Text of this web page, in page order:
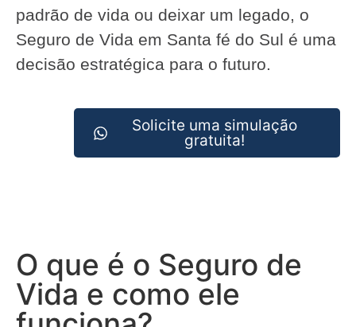
padrão de vida ou deixar um legado, o
Seguro de Vida em Santa fé do Sul é uma
decisão estratégica para o futuro.
Solicite uma simulação
gratuita!
O que é o Seguro de
Vida e como ele